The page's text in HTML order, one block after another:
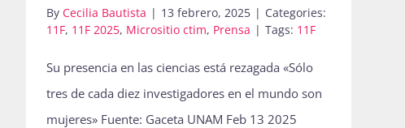
By Cecilia Bautista | 13 febrero, 2025 | Categories:
11F, 11F 2025, Micrositio ctim, Prensa | Tags: 11F
Su presencia en las ciencias está rezagada «Sólo
tres de cada diez investigadores en el mundo son
mujeres» Fuente: Gaceta UNAM Feb 13 2025